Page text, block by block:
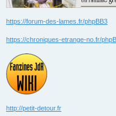
https://forum-des-lames.fr/phpBB3
https://chroniques-etrange-no.fr/
http://petit-detour.fr